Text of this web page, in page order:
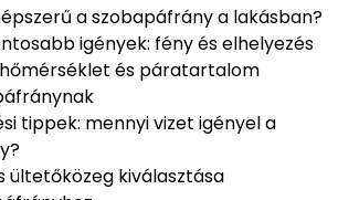
a szobapáfrány a lakásban?
igények: fény és elhelyezés
és páratartalom
tippek: mennyi vizet igényel a
ültetőközeg kiválasztása